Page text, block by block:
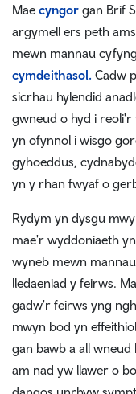
Mae cyngor gan Brif
argymell ers peth
mewn mannau
cymdeithasol. Cadw
sicrhau hylendid
gwneud o hyd i
yn ofynnol i wisgo
gyhoeddus,
yn y rhan fwyaf o
Rydym yn dysgu
mae'r wyddoniaeth
wyneb mewn
lledaeniad y feirws.
gadw'r feirws yng
mwyn bod yn
gan bawb a all
am nad yw llawer o